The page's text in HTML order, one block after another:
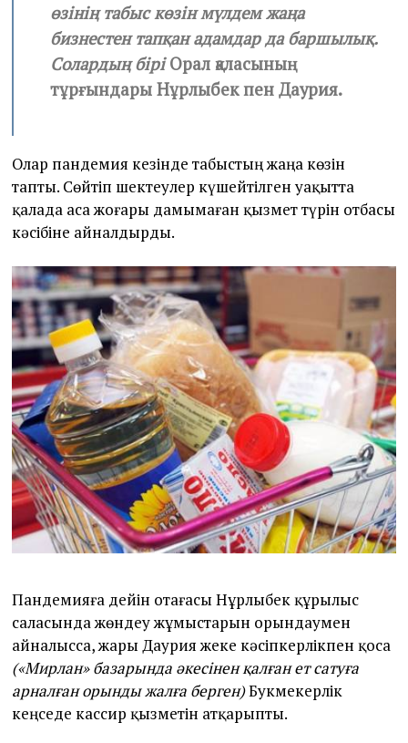
өзінің табыс көзін мүлдем жаңа
бизнестен тапқан адамдар да баршылық.
Солардың біріОрал қаласының
тұрғындары Нұрлыбек пен Даурия.
Олар пандемия кезінде табыстың жаңа көзін
тапты. Сөйтіп шектеулер күшейтілген уақытта
қалада аса жоғары дамымаған қызмет түрін отбасы
кәсібіне айналдырды.
Пандемияға дейін отағасы Нұрлыбек құрылыс
саласында жөндеу жұмыстарын орындаумен
айналысса, жары Даурия жеке кәсіпкерлікпен қоса
(«Мирлан» базарында әкесінен қалған ет сатуға
арналған орынды жалға берген)Букмекерлік
кеңседе кассир қызметін атқарыпты.